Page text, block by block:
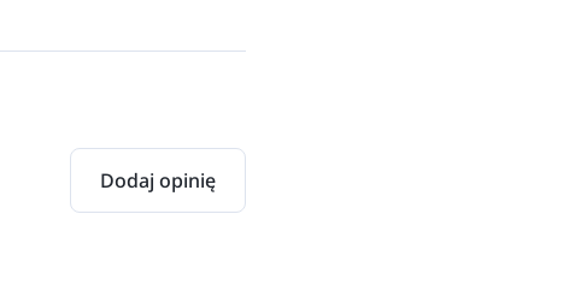
Dodaj opinię